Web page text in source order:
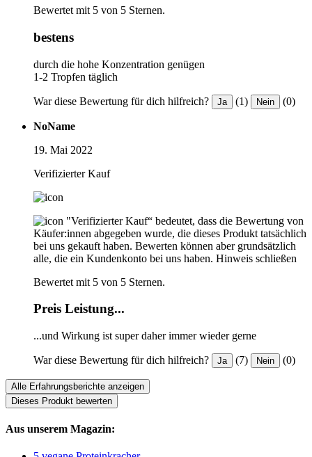
Bewertet mit 5 von 5 Sternen.
bestens
durch die hohe Konzentration genügen
1-2 Tropfen täglich
War diese Bewertung für dich hilfreich? Ja (1) Nein (0)
NoName
19. Mai 2022
Verifizierter Kauf
"Verifizierter Kauf“ bedeutet, dass die Bewertung von
Käufer:innen abgegeben wurde, die dieses Produkt tatsächlich
bei uns gekauft haben. Bewerten können aber grundsätzlich
alle, die ein Kundenkonto bei uns haben. Hinweis schließen
Bewertet mit 5 von 5 Sternen.
Preis Leistung...
...und Wirkung ist super daher immer wieder gerne
War diese Bewertung für dich hilfreich? Ja (7) Nein (0)
Alle Erfahrungsberichte anzeigen
Dieses Produkt bewerten
Aus unserem Magazin: